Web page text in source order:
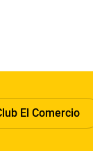
El Comercio